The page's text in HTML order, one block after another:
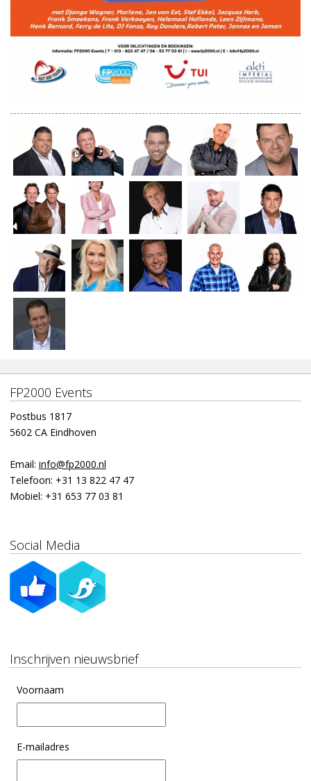
FP2000 Events
Postbus 1817
5602 CA Eindhoven
Email: info@fp2000.nl
Telefoon: +31 13 822 47 47
Mobiel: +31 653 77 03 81
Social Media
Inschrijven nieuwsbrief
Voornaam
E-mailadres